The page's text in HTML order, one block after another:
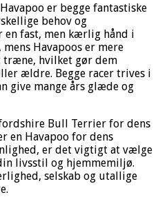
er begge fantastiske
behov og
en fast, men kærlig hånd i
Havapoos er mere
træne, hvilket gør dem
ældre. Begge racer trives i
give mange års glæde og
Bull Terrier for dens
en Havapoo for dens
er det vigtigt at vælge
livsstil og hjemmemiljø.
selskab og utallige